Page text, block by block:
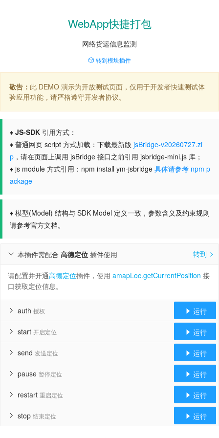
WebApp快捷打包
网络货运信息监测
转到模块插件
敬告： 此 DEMO 演示为开放测试页面，仅用于开发者快速测试体
验应用功能，请严格遵守开发者协议。
♦ JS-SDK 引用方式：
♦ 普通网页 script 方式加载：下载最新版 jsBridge-v20260727.zi
p ，请在页面上调用 jsBridge 接口之前引用 jsbridge-mini.js 库；
♦ js module 方式引用：npm install ym-jsbridge 具体请参考 npm p
ackage
♦ 模型(Model) 结构与 SDK Model 定义一致，参数含义及约束规则
请参考官方文档。
本插件需配合 高德定位 插件使用
 转到 
请配置并开通高德定位插件，使用 amapLoc.getCurrentPosition 接
口获取定位信息。
auth 授权
  运行
start 开启定位
  运行
send 发送定位
  运行
pause 暂停定位
  运行
restart 重启定位
  运行
stop 结束定位
  运行